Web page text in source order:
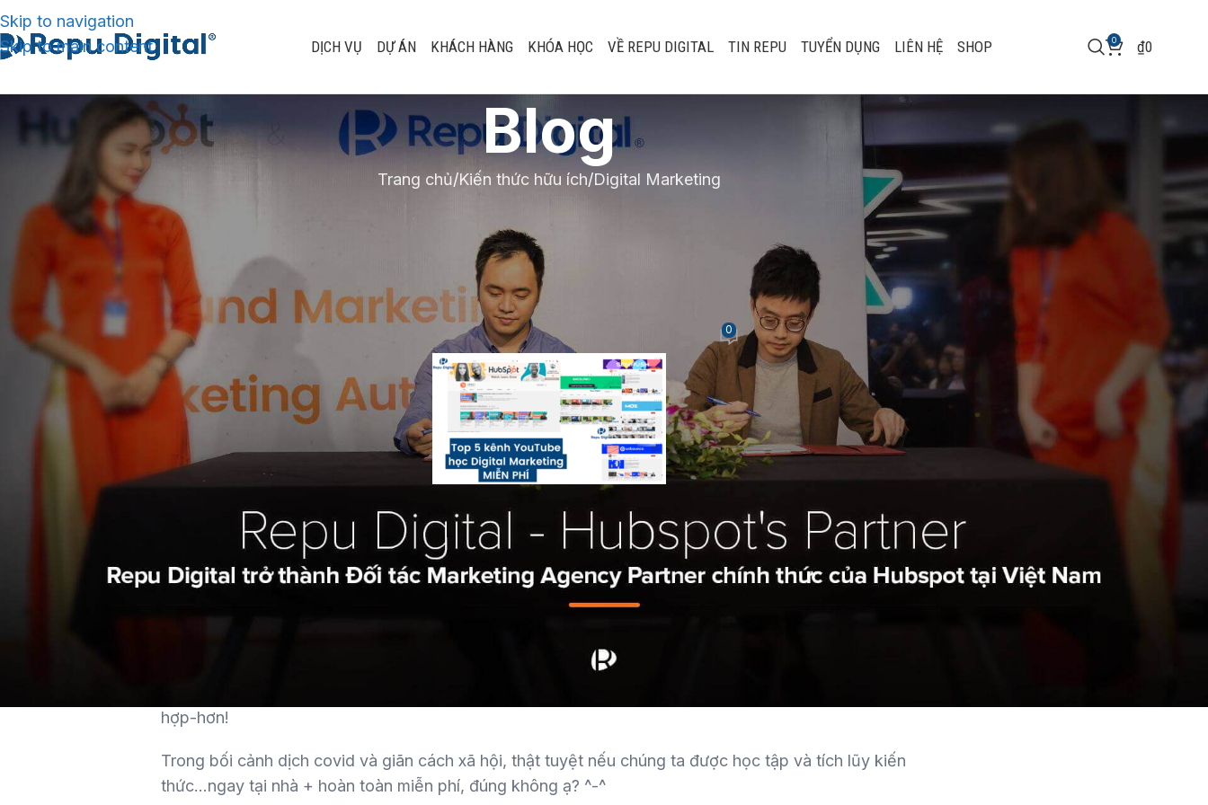
Skip to navigation
Skip to main content
DỊCH VỤ DỰ ÁN KHÁCH HÀNG KHÓA HỌC VỀ REPU DIGITAL TIN REPU TUYỂN DỤNG LIÊN HỆ SHOP 0 ₫0
Blog
Trang chủ Kiến thức hữu ích Digital Marketing
Top 5 kênh YouTube học Digital
Marketing MIỄN PHÍ hay nhất 2021
Lại Tuấn Cường On Tháng 9 21, 2021 0
Marketing nói chung và Digital Marketing nói riêng là một môn học khó, đòi hỏi người học ngoài việc trải
nghiệm thực tế, còn phải chăm chỉ rèn luyện, mở mang kiến thức ngành cho mình. Có như vậy, các
marketer mới có thể vững bước trên con đường sự nghiệp. Nhưng học ở đâu, học thế nào, học để làm gì
thì không phải ai cũng biết. 5 kênh về Marketing dưới đây sẽ là nguồn học vô giá mà Youtube có thể
Repu Digital tin rằng phương pháp học qua Youtube, với những video hướng dẫn và chia sẻ cực tâm
hợp-hơn!
Trong bối cảnh dịch covid và giãn cách xã hội, thật tuyệt nếu chúng ta được học tập và tích lũy kiến
thức…ngay tại nhà + hoàn toàn miễn phí, đúng không ạ? ^-^